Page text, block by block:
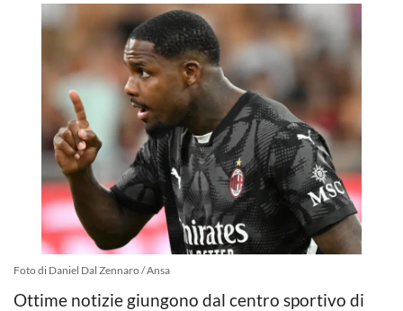
Foto di Daniel Dal Zennaro / Ansa
Ottime notizie giungono dal centro sportivo di